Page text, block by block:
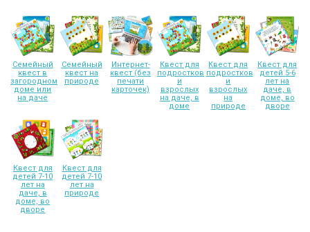
Семейный
квест в
загородном
доме или
на даче
Семейный
квест на
природе
Интернет-
квест (без
печати
карточек)
Квест для
подростков
и
взрослых
на даче, в
доме
Квест для
подростков
и
взрослых
на
природе
Квест для
детей 5-6
лет на
даче, в
доме, во
дворе
Квест для
детей 7-10
лет на
даче, в
доме, во
дворе
Квест для
детей 7-10
лет на
природе